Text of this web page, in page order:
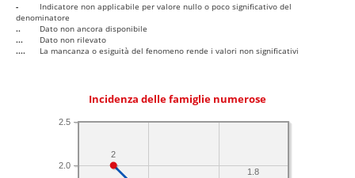
-
Indicatore non applicabile per valore nullo o poco significativo del
denominatore
..
Dato non ancora disponibile
...
Dato non rilevato
....
La mancanza o esiguità del fenomeno rende i valori non significativi
Incidenza delle famiglie numerose
2.0
2.5
1.8
2